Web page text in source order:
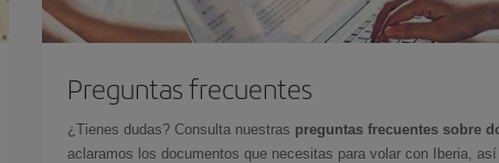
Preguntas frecuentes
¿Tienes dudas? Consulta nuestras preguntas frecuentes sobre
aclaramos los documentos que necesitas para volar con Iberia,